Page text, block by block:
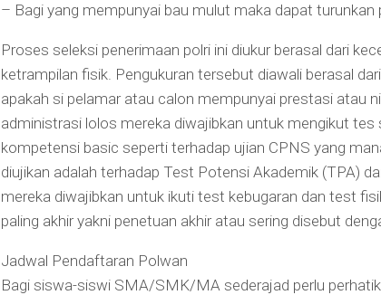
– Bagi yang mempunyai bau mulut maka dapat turunkan
Proses seleksi penerimaan polri ini diukur berasal dari
ketrampilan fisik. Pengukuran tersebut diawali berasal
apakah si pelamar atau calon mempunyai prestasi atau
administrasi lolos mereka diwajibkan untuk mengikut tes
kompetensi basic seperti terhadap ujian CPNS yang
diujikan adalah terhadap Test Potensi Akademik (TPA)
mereka diwajibkan untuk ikuti test kebugaran dan test
paling akhir yakni penetuan akhir atau sering disebut
Jadwal Pendaftaran Polwan
Bagi siswa-siswi SMA/SMK/MA sederajad perlu